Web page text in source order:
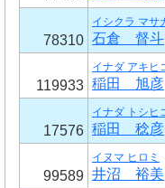
78310
イシクラ マサ
石倉 督斗
119933
イナダ アキヒ
稲田 旭彦
17576
イナダ トシヒ
稲田 稔彦
99589
イヌマ ヒロミ
井沼 裕美